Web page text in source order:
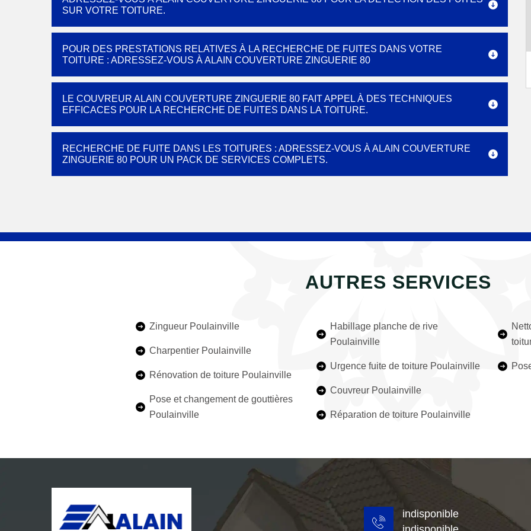
SUR VOTRE TOITURE.
POUR DES PRESTATIONS RELATIVES À LA RECHERCHE DE FUITES DANS VOTRE
TOITURE : ADRESSEZ-VOUS À ALAIN COUVERTURE ZINGUERIE 80
LE COUVREUR ALAIN COUVERTURE ZINGUERIE 80 FAIT APPEL À DES TECHNIQUES
EFFICACES POUR LA RECHERCHE DE FUITES DANS LA TOITURE.
RECHERCHE DE FUITE DANS LES TOITURES : ADRESSEZ-VOUS À ALAIN COUVERTURE
ZINGUERIE 80 POUR UN PACK DE SERVICES COMPLETS.
AUTRES SERVICES
Zingueur Poulainville
Charpentier Poulainville
Rénovation de toiture Poulainville
Pose et changement de gouttières
Poulainville
Habillage planche de rive
Poulainville
Urgence fuite de toiture Poulainville
Couvreur Poulainville
Réparation de toiture Poulainville
indisponible